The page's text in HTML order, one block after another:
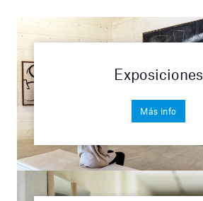
Exposiciones
Más info